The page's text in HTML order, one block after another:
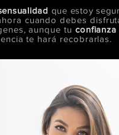
que estoy
cuando debes
aunque tu confianza
te hará recobrarlas.